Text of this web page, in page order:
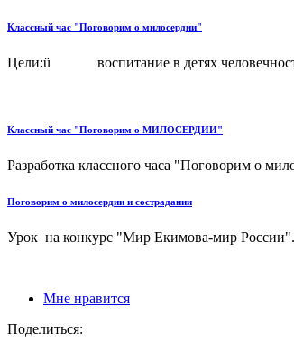
Классный час "Поговорим о милосердии"
Цели:ü воспитание в детях
Классный час "Поговорим о МИЛОСЕРДИИ"
Разработка классного часа "Поговорим о
Поговорим о милосердии и сострадании
Урок на конкурс "Мир Екимова-мир
Мне нравится
Поделиться: